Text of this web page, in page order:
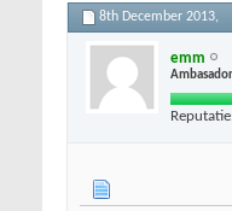
8th December 2013,
emm
Ambasador